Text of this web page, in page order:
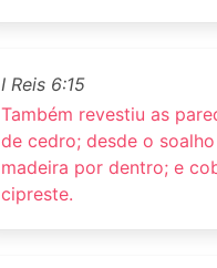
I Reis 6:15
Também revestiu as
de cedro; desde o
madeira por dentro; e
cipreste.